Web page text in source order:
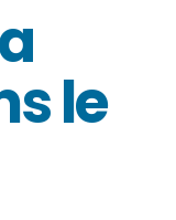
le